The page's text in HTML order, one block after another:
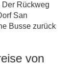
Der Rückweg
San
Busse zurück
von